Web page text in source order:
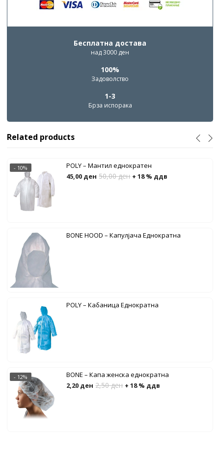
Бесплатна достава
над 3000 ден
100%
Задоволство
1-3
Брза испорака
Related products
POLY – Мантил еднократен
45,00 ден 50,00ден + 18 % ддв
- 10%
BONE HOOD – Капулјача Еднократна
POLY – Кабаница Еднократна
BONE – Капа женска еднократна
2,20 ден 2,50ден + 18 % ддв
- 12%